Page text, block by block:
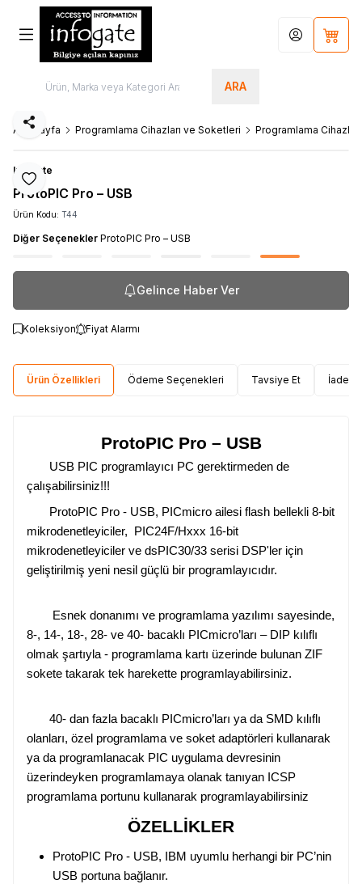
ARA
Hesabım
Ana Sayfa Programlama Cihazları ve Soketleri Programlama Cihazları
Favoriye Ekle
Paylaş
Infogate
ProtoPIC Pro – USB
Ürün Kodu: T44
Diğer Seçenekler ProtoPIC Pro – USB
Gelince Haber Ver
Koleksiyon Fiyat Alarmı
Ürün Özellikleri Ödeme Seçenekleri Tavsiye Et İade
ProtoPIC Pro – USB
USB PIC programlayıcı PC gerektirmeden de
çalışabilirsiniz!!!
ProtoPIC Pro - USB, PICmicro ailesi flash bellekli 8-bit
mikrodenetleyiciler, PIC24F/Hxxx 16-bit
mikrodenetleyiciler ve dsPIC30/33 serisi DSP'ler için
geliştirilmiş yeni nesil güçlü bir programlayıcıdır.
Esnek donanımı ve programlama yazılımı sayesinde,
8-, 14-, 18-, 28- ve 40- bacaklı PICmicro’ları – DIP kılıflı
olmak şartıyla - programlama kartı üzerinde bulunan ZIF
sokete takarak tek harekette programlayabilirsiniz.
40- dan fazla bacaklı PICmicro’ları ya da SMD kılıflı
olanları, özel programlama ve soket adaptörleri kullanarak
ya da programlanacak PIC uygulama devresinin
üzerindeyken programlamaya olanak tanıyan ICSP
programlama portunu kullanarak programlayabilirsiniz
ÖZELLİKLER
ProtoPIC Pro - USB, IBM uyumlu herhangi bir PC’nin
USB portuna bağlanır.